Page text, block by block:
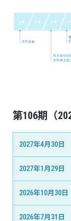
第106期（
2027年4月30日
2027年1月29日
2026年10月30日
2026年7月31日